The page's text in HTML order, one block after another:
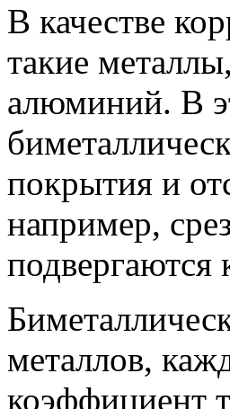
В качестве
такие
алюминий. В
покрытия и
например,
подвергаются
металлов,
коэффициент